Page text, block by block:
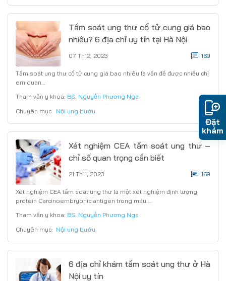
Tầm soát ung thư cổ tử cung giá bao
nhiêu? 6 địa chỉ uy tín tại Hà Nội
07 Th12, 2023 169
Tầm soát ung thư cổ tử cung giá bao nhiêu là vấn đề được nhiều chị
em quan…
Tham vấn y khoa: BS. Nguyễn Phương Nga
Chuyên mục: Nội ung bướu
Xét nghiệm CEA tầm soát ung thư –
chỉ số quan trọng cần biết
21 Th11, 2023 169
Xét nghiệm CEA tầm soát ung thư là một xét nghiệm định lượng
protein Carcinoembryonic antigen trong máu.…
Tham vấn y khoa: BS. Nguyễn Phương Nga
Chuyên mục: Nội ung bướu
6 địa chỉ khám tầm soát ung thư ở Hà
Nội uy tín
Đặt
khám